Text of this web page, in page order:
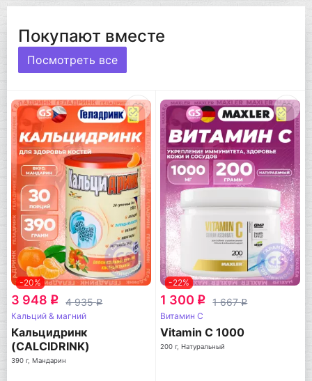
Покупают вместе
Посмотреть все
-20%
3 948 q 4 935q
Кальций & магний
Кальцидринк
(CALCIDRINK)
390 г, Мандарин
-22%
1 300 q 1 667q
Витамин C
Vitamin C 1000
200 г, Натуральный